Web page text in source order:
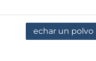
echar un polvo